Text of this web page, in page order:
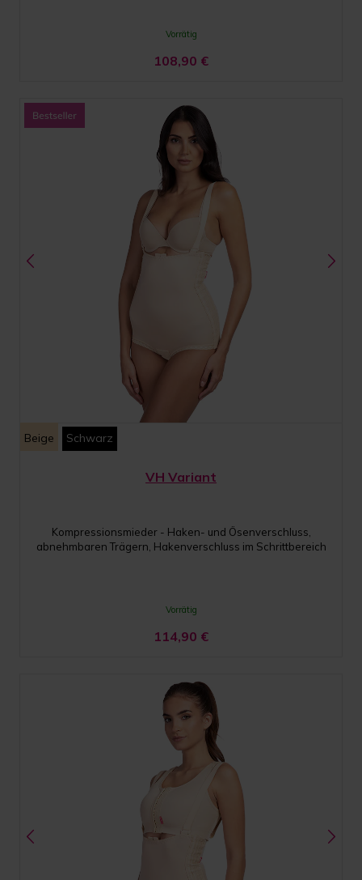
Vorrätig
108,90 €
Beige Schwarz
VH Variant
Kompressionsmieder - Haken- und Ösenverschluss,
abnehmbaren Trägern, Hakenverschluss im Schrittbereich
Vorrätig
114,90 €